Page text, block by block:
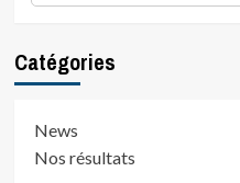
Catégories
News
Nos résultats